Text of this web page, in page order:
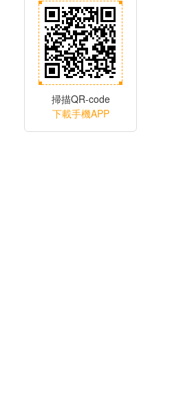
掃描QR-code
下載手機APP